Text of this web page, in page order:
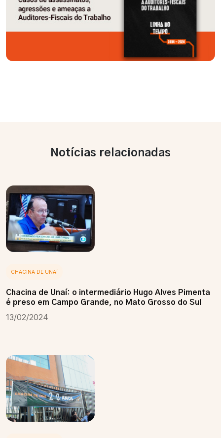
Notícias relacionadas
CHACINA DE UNAÍ
Chacina de Unaí: o intermediário Hugo Alves Pimenta
é preso em Campo Grande, no Mato Grosso do Sul
13/02/2024